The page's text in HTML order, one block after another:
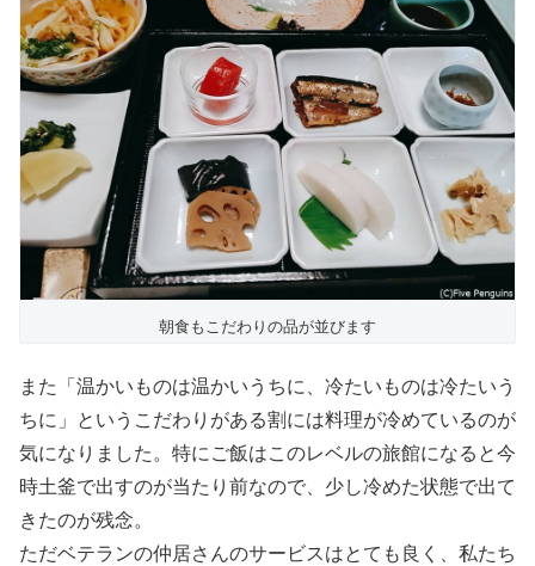
朝食もこだわりの品が並びます
また「温かいものは温かいうちに、冷たいものは冷たいう
ちに」というこだわりがある割には料理が冷めているのが
気になりました。特にご飯はこのレベルの旅館になると今
時土釜で出すのが当たり前なので、少し冷めた状態で出て
きたのが残念。
ただベテランの仲居さんのサービスはとても良く、私たち